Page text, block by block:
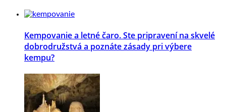
Kempovanie a letné čaro. Ste pripravení na skvelé
dobrodružstvá a poznáte zásady pri výbere
kempu?